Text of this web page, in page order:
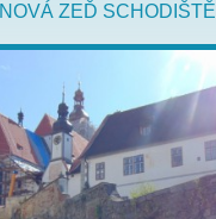
NOVÁ ZEĎ SCHODIŠTĚ